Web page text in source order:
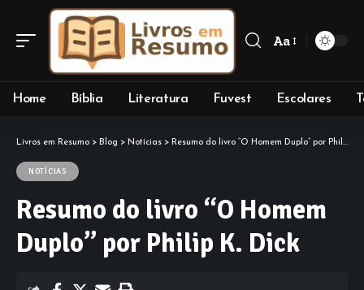
Font
Aa
Home Bíblia Literatura Fuvest Escolares
Livros em Resumo > Blog > Notícias > Resumo do livro “O Homem Duplo” por Philip K. Dick
NOTÍCIAS
Resumo do livro “O Homem
Duplo” por Philip K. Dick